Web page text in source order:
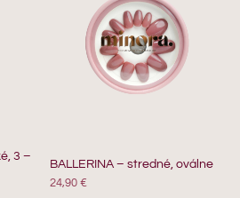
3 –
BALLERINA – stredné, oválne
24,90 €